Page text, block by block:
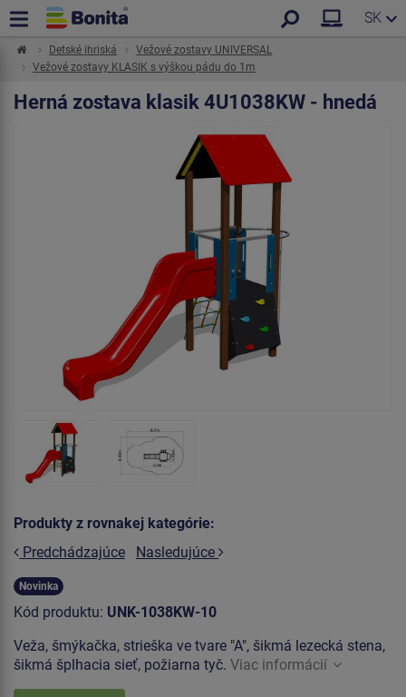
SK
Detské ihriská
Vežové zostavy UNIVERSAL
Vežové zostavy KLASIK s výškou pádu do 1m
Herná zostava klasik 4U1038KW - hnedá
Produkty z rovnakej kategórie:
Predchádzajúce
Nasledujúce
Novinka
Kód produktu: UNK-1038KW-10
Veža, šmýkačka, strieška ve tvare "A", šikmá lezecká stena,
šikmá šplhacia sieť, požiarna tyč. Viac informácií